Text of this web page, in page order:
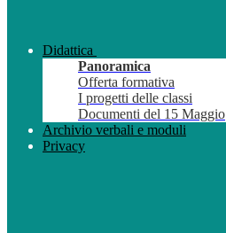
Didattica
Panoramica
Offerta formativa
I progetti delle classi
Documenti del 15 Maggio
Archivio verbali e moduli
Privacy